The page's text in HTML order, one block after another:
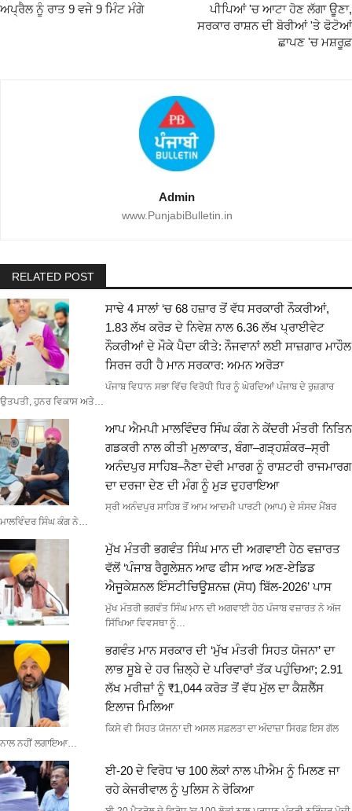
ਅਪ੍ਰੈਲ ਨੂੰ ਰਾਤ 9 ਵਜੇ 9 ਮਿੰਟ ਮੰਗੇ
ਪੀਪਿਆਂ 'ਚ ਆਟਾ ਹੋਣ ਲੱਗਾ ਊਣਾ,
ਸਰਕਾਰ ਰਾਸ਼ਨ ਦੀ ਬੋਰੀਆਂ 'ਤੇ ਫੋਟੋਆਂ
ਛਾਪਣ 'ਚ ਮਸ਼ਰੂਫ਼
Admin
www.PunjabiBulletin.in
RELATED POST
ਸਾਢੇ 4 ਸਾਲਾਂ ‘ਚ 68 ਹਜ਼ਾਰ ਤੋਂ ਵੱਧ ਸਰਕਾਰੀ ਨੌਕਰੀਆਂ,
1.83 ਲੱਖ ਕਰੋੜ ਦੇ ਨਿਵੇਸ਼ ਨਾਲ 6.36 ਲੱਖ ਪ੍ਰਾਈਵੇਟ
ਨੌਕਰੀਆਂ ਦੇ ਮੌਕੇ ਪੈਦਾ ਕੀਤੇ: ਨੌਜਵਾਨਾਂ ਲਈ ਸਾਜ਼ਗਾਰ ਮਾਹੌਲ
ਸਿਰਜ ਰਹੀ ਹੈ ਮਾਨ ਸਰਕਾਰ: ਅਮਨ ਅਰੋੜਾ
ਪੰਜਾਬ ਵਿਧਾਨ ਸਭਾ ਵਿੱਚ ਵਿਰੋਧੀ ਧਿਰ ਨੂੰ ਘੇਰਦਿਆਂ ਪੰਜਾਬ ਦੇ ਰੁਜ਼ਗਾਰ
ਉਤਪਤੀ, ਹੁਨਰ ਵਿਕਾਸ ਅਤੇ…
ਆਪ ਐਮਪੀ ਮਾਲਵਿੰਦਰ ਸਿੰਘ ਕੰਗ ਨੇ ਕੇਂਦਰੀ ਮੰਤਰੀ ਨਿਤਿਨ
ਗਡਕਰੀ ਨਾਲ ਕੀਤੀ ਮੁਲਾਕਾਤ, ਬੰਗਾ–ਗੜ੍ਹਸ਼ੰਕਰ–ਸ੍ਰੀ
ਅਨੰਦਪੁਰ ਸਾਹਿਬ–ਨੈਣਾ ਦੇਵੀ ਮਾਰਗ ਨੂੰ ਰਾਸ਼ਟਰੀ ਰਾਜਮਾਰਗ
ਦਾ ਦਰਜਾ ਦੇਣ ਦੀ ਮੰਗ ਨੂੰ ਮੁੜ ਦੁਹਰਾਇਆ
ਸ੍ਰੀ ਅਨੰਦਪੁਰ ਸਾਹਿਬ ਤੋਂ ਆਮ ਆਦਮੀ ਪਾਰਟੀ (ਆਪ) ਦੇ ਸੰਸਦ ਮੈਂਬਰ
ਮਾਲਵਿੰਦਰ ਸਿੰਘ ਕੰਗ ਨੇ…
ਮੁੱਖ ਮੰਤਰੀ ਭਗਵੰਤ ਸਿੰਘ ਮਾਨ ਦੀ ਅਗਵਾਈ ਹੇਠ ਵਜ਼ਾਰਤ
ਵੱਲੋਂ ‘ਪੰਜਾਬ ਰੈਗੂਲੇਸ਼ਨ ਆਫ ਫੀਸ ਆਫ ਅਣ-ਏਡਿਡ
ਐਜੂਕੇਸ਼ਨਲ ਇੰਸਟੀਚਿਊਸ਼ਨਜ਼ (ਸੋਧ) ਬਿੱਲ-2026’ ਪਾਸ
ਮੁੱਖ ਮੰਤਰੀ ਭਗਵੰਤ ਸਿੰਘ ਮਾਨ ਦੀ ਅਗਵਾਈ ਹੇਠ ਪੰਜਾਬ ਵਜ਼ਾਰਤ ਨੇ ਅੱਜ
ਸਿੱਖਿਆ ਵਿਵਸਥਾ ਨੂੰ…
ਭਗਵੰਤ ਮਾਨ ਸਰਕਾਰ ਦੀ ‘ਮੁੱਖ ਮੰਤਰੀ ਸਿਹਤ ਯੋਜਨਾ’ ਦਾ
ਲਾਭ ਸੂਬੇ ਦੇ ਹਰ ਜ਼ਿਲ੍ਹੇ ਦੇ ਪਰਿਵਾਰਾਂ ਤੱਕ ਪਹੁੰਚਿਆ; 2.91
ਲੱਖ ਮਰੀਜ਼ਾਂ ਨੂੰ ₹1,044 ਕਰੋੜ ਤੋਂ ਵੱਧ ਮੁੱਲ ਦਾ ਕੈਸ਼ਲੈੱਸ
ਇਲਾਜ ਮਿਲਿਆ
ਕਿਸੇ ਵੀ ਸਿਹਤ ਯੋਜਨਾ ਦੀ ਅਸਲ ਸਫ਼ਲਤਾ ਦਾ ਅੰਦਾਜ਼ਾ ਸਿਰਫ਼ ਇਸ ਗੱਲ
ਨਾਲ ਨਹੀਂ ਲਗਾਇਆ…
ਈ-20 ਦੇ ਵਿਰੋਧ ‘ਚ 100 ਲੋਕਾਂ ਨਾਲ ਪੀਐਮ ਨੂੰ ਮਿਲਣ ਜਾ
ਰਹੇ ਕੇਜਰੀਵਾਲ ਨੂੰ ਪੁਲਿਸ ਨੇ ਰੋਕਿਆ